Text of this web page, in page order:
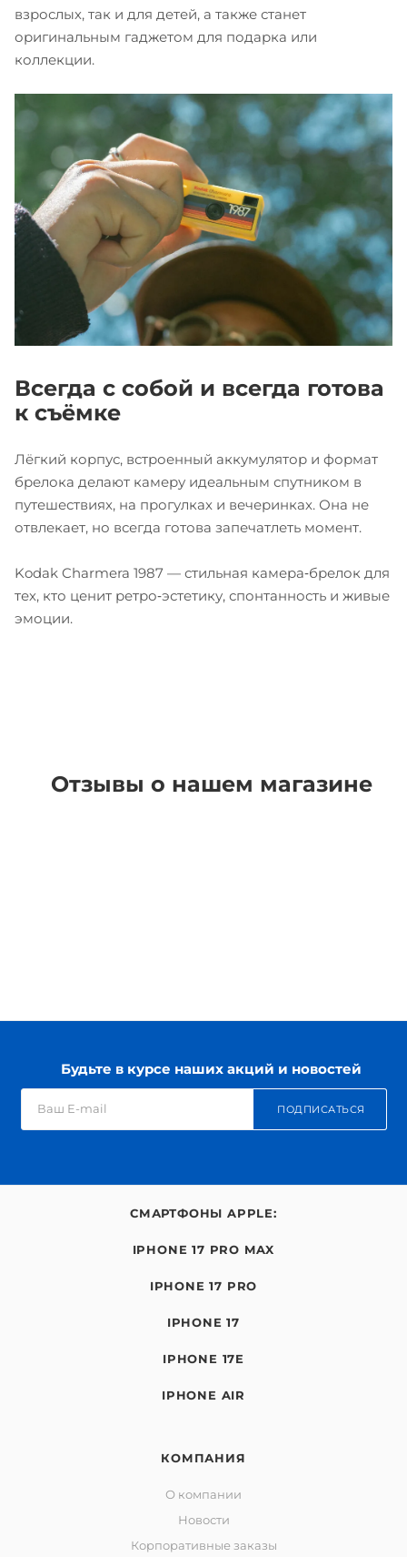
взрослых, так и для детей, а также станет
оригинальным гаджетом для подарка или
коллекции.
Всегда с собой и всегда готова
к съёмке
Лёгкий корпус, встроенный аккумулятор и формат
брелока делают камеру идеальным спутником в
путешествиях, на прогулках и вечеринках. Она не
отвлекает, но всегда готова запечатлеть момент.
Kodak Charmera 1987 — стильная камера‑брелок для
тех, кто ценит ретро‑эстетику, спонтанность и живые
эмоции.
Отзывы о нашем магазине
Будьте в курсе наших акций и новостей
ПОДПИСАТЬСЯ
СМАРТФОНЫ APPLE:
IPHONE 17 PRO MAX
IPHONE 17 PRO
IPHONE 17
IPHONE 17E
IPHONE AIR
КОМПАНИЯ
О компании
Новости
Корпоративные заказы